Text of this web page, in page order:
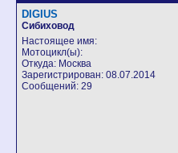
DIGIUS
Сибиховод
Настоящее имя:
Мотоцикл(ы):
Откуда: Москва
Зарегистрирован: 08.07.2014
Сообщений: 29